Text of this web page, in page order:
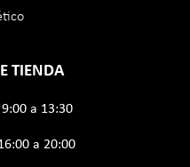
TIENDA
a 13:30
a 20:00